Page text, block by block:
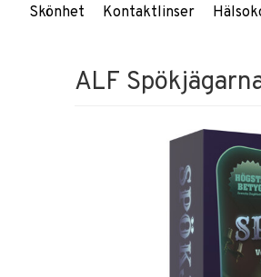
Skönhet Kontaktlinser
ALF